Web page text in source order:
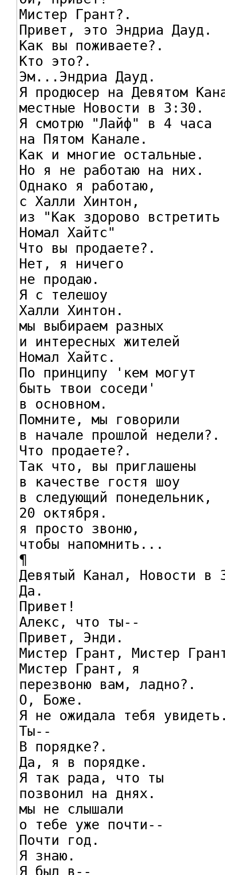
Мистер Грант?.
Привет, это Эндриа Дауд.
Как вы поживаете?.
Кто это?.
Эм...Эндриа Дауд.
Я продюсер на Девятом
местные Новости в 3:30.
Я смотрю "Лайф" в 4 часа
на Пятом Канале.
Как и многие остальные.
Но я не работаю на них.
Однако я работаю,
с Халли Хинтон,
из "Как здорово
Номал Хайтс"
Что вы продаете?.
Нет, я ничего
не продаю.
Я с телешоу
Халли Хинтон.
мы выбираем разных
и интересных жителей
Номал Хайтс.
По принципу 'кем могут
быть твои соседи'
в основном.
Помните, мы говорили
в начале прошлой недели?.
Что продаете?.
Так что, вы приглашены
в качестве гостя шоу
в следующий понедельник,
20 октября.
я просто звоню,
чтобы напомнить...
¶
Девятый Канал, Новости в
Да.
Привет!
Алекс, что ты--
Привет, Энди.
Мистер Грант, Мистер
Мистер Грант, я
перезвоню вам, ладно?.
О, Боже.
Я не ожидала тебя
Ты--
В порядке?.
Да, я в порядке.
Я так рада, что ты
позвонил на днях.
мы не слышали
о тебе уже почти--
Почти год.
Я знаю.
Я был в--